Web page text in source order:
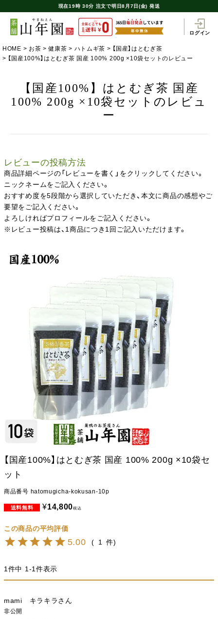
現在19時 30分 注文で明日8月7日(金) 発送
ログイン
HOME お茶 健康茶 ハトムギ茶
【国産】はとむぎ茶
【国産100%】はとむぎ茶 国産 100% 200g ×10袋セットのレビュー
【国産100%】はとむぎ茶 国産
100% 200g ×10袋セットのレビュ
ー
レビューの投稿方法
商品詳細ページの「レビューを書く」をクリックしてください。
ニックネームをご記入ください。
おすすめ度を5段階から選択していただき、本文に商品の感想やご
要望をご記入ください。
よろしければプロフィールをご記入ください。
※レビュー投稿は、1商品につき1回ご記入いただけます。
【国産100%】はとむぎ茶 国産 100% 200g ×10袋セ
ット
商品番号 hatomugicha-kokusan-10p
¥14,800税込
5.00 1
1件中 1-1件表示
mami キラキラ
非公開